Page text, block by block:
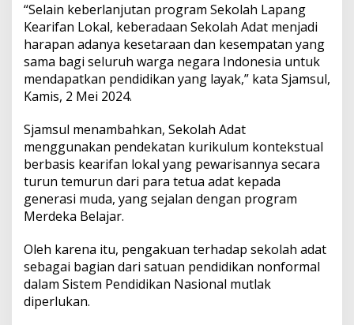
e
r
i
n
g
a
n
H
a
r
d
i
a
s
2
0
“Selain keberlanjutan program Sekolah Lapang
Kearifan Lokal, keberadaan Sekolah Adat menjadi
harapan adanya kesetaraan dan kesempatan yang
sama bagi seluruh warga negara Indonesia untuk
mendapatkan pendidikan yang layak,” kata Sjamsul,
Kamis, 2 Mei 2024.
Sjamsul menambahkan, Sekolah Adat
menggunakan pendekatan kurikulum kontekstual
berbasis kearifan lokal yang pewarisannya secara
turun temurun dari para tetua adat kepada
generasi muda, yang sejalan dengan program
Merdeka Belajar.
Oleh karena itu, pengakuan terhadap sekolah adat
sebagai bagian dari satuan pendidikan nonformal
dalam Sistem Pendidikan Nasional mutlak
diperlukan.